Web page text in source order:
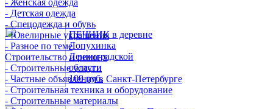
ПЕЧНИК в деревне
Лопухинка
Ленинградской
области
100 руб.
- Детская одежда
- Спецодежда и обувь
- Ювелирные украшения
- Разное по теме
Строительство и ремонт
- Строительные услуги
- Частные объявления в Санкт-Петербурге
- Строительная техника и оборудование
- Строительные материалы